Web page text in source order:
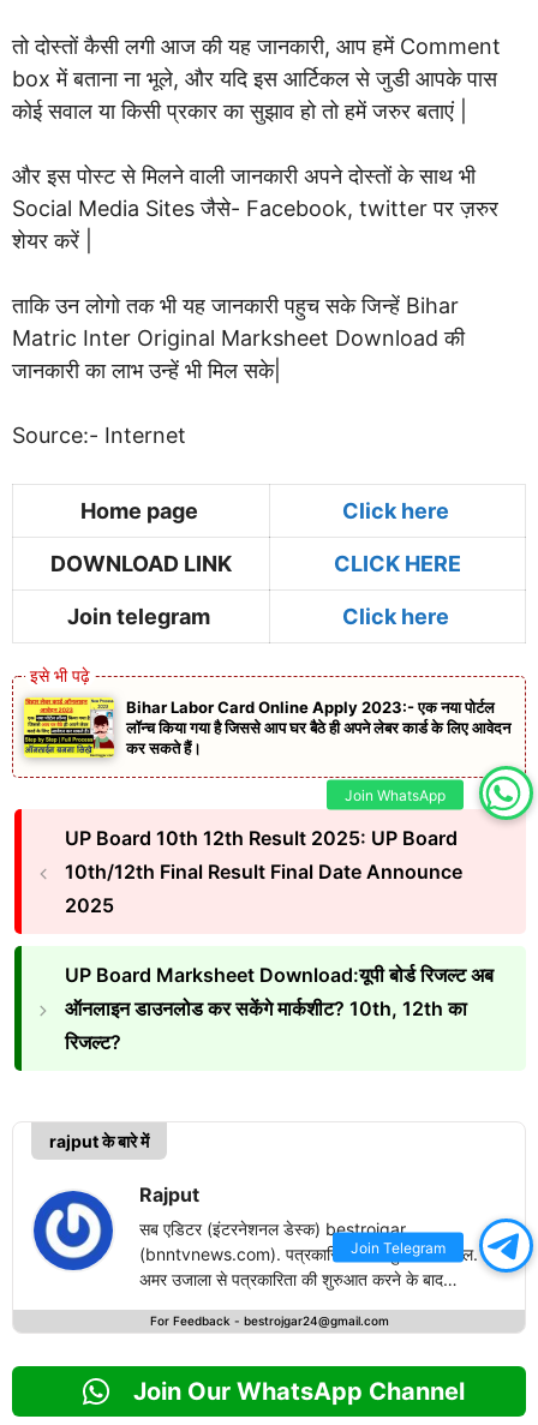
तो दोस्तों कैसी लगी आज की यह जानकारी, आप हमें Comment
box में बताना ना भूले, और यदि इस आर्टिकल से जुडी आपके पास
कोई सवाल या किसी प्रकार का सुझाव हो तो हमें जरुर बताएं |
और इस पोस्ट से मिलने वाली जानकारी अपने दोस्तों के साथ भी
Social Media Sites जैसे- Facebook, twitter पर ज़रुर
शेयर करें |
ताकि उन लोगो तक भी यह जानकारी पहुच सके जिन्हें Bihar
Matric Inter Original Marksheet Download की
जानकारी का लाभ उन्हें भी मिल सके|
Source:- Internet
Home page Click here
DOWNLOAD LINK CLICK HERE
Join telegram Click here
Bihar Labor Card Online Apply 2023:- एक नया पोर्टल
लॉन्च किया गया है जिससे आप घर बैठे ही अपने लेबर कार्ड के लिए आवेदन
कर सकते हैं।
UP Board 10th 12th Result 2025: UP Board
10th/12th Final Result Final Date Announce
2025
UP Board Marksheet Download:यूपी बोर्ड रिजल्ट अब
ऑनलाइन डाउनलोड कर सकेंगे मार्कशीट? 10th, 12th का
रिजल्ट?
rajput के बारे में
Rajput
सब एडिटर (इंटरनेशनल डेस्क) bestrojgar
(bnntvnews.com). पत्रकारिता का अनुभव 1.5 साल.
अमर उजाला से पत्रकारिता की शुरुआत करने के बाद
एवं अंतरराष्ट्रीय खबरों के लेखन में दिलचस्पी.
For Feedback - bestrojgar24@gmail.com
Join Our WhatsApp Channel
Join WhatsApp
Join Telegram